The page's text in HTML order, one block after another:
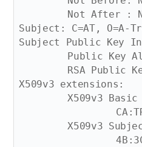
Subject: C=AT, O=A-
Subject Public Key
X509v3 extensions:
	X509v3 Basic Constraints: critical
	X509v3 Subject Key Identifier:
		4B:3C:8C:1D:85:E9:6F:AD